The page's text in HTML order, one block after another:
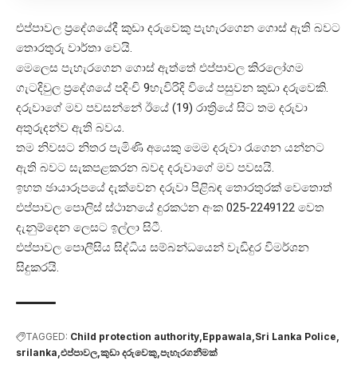
එප්පාවල ප්‍රදේශයේදී කුඩා දරුවෙකු පැහැරගෙන ගොස් ඇති බවට
තොරතුරු වාර්තා වෙයි.
මෙලෙස පැහැරගෙන ගොස් ඇත්තේ එප්පාවල කිරලෝගම
ගැටදිවුල ප්‍රදේශයේ පදිංචි 9හැවිරිදි වියේ පසුවන කුඩා දරුවෙකි.
දරුවාගේ මව පවසන්නේ ඊයේ (19) රාත්‍රියේ සිට තම දරුවා
අතුරුදන්ව ඇති බවය.
තම නිවසට නිතර පැමිණි අයෙකු මෙම දරුවා රැගෙන යන්නට
ඇති බවට සැකපළකරන බවද දරුවාගේ මව පවසයි.
ඉහත ඡායාරූපයේ දැක්වෙන දරුවා පිළිබඳ තොරතුරක් වෙතොත්
එප්පාවල පොලිස් ස්ථානයේ දුරකථන අංක 025-2249122 වෙත
දැනුම්දෙන ලෙසට ඉල්ලා සිටී.
එප්පාවල පොලීසිය සිද්ධිය සම්බන්ධයෙන් වැඩිදුර විමර්ශන
සිදුකරයි.
TAGGED: Child protection authority Eppawala Sri Lanka Police
srilanka එප්පාවල කුඩා දරුවෙකු පැහැරගනීමක්